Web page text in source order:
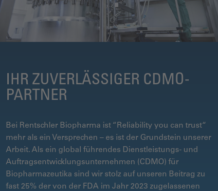
IHR ZUVERLÄSSIGER CDMO-
PARTNER
Bei Rentschler Biopharma ist “Reliability you can trust“
mehr als ein Versprechen – es ist der Grundstein unserer
Arbeit. Als ein global führendes Dienstleistungs- und
Auftragsentwicklungsunternehmen (CDMO) für
Biopharmazeutika sind wir stolz auf unseren Beitrag zu
fast 25% der von der FDA im Jahr 2023 zugelassenen